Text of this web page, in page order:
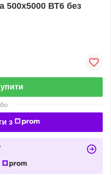
500х5000 ВТ6 без
з